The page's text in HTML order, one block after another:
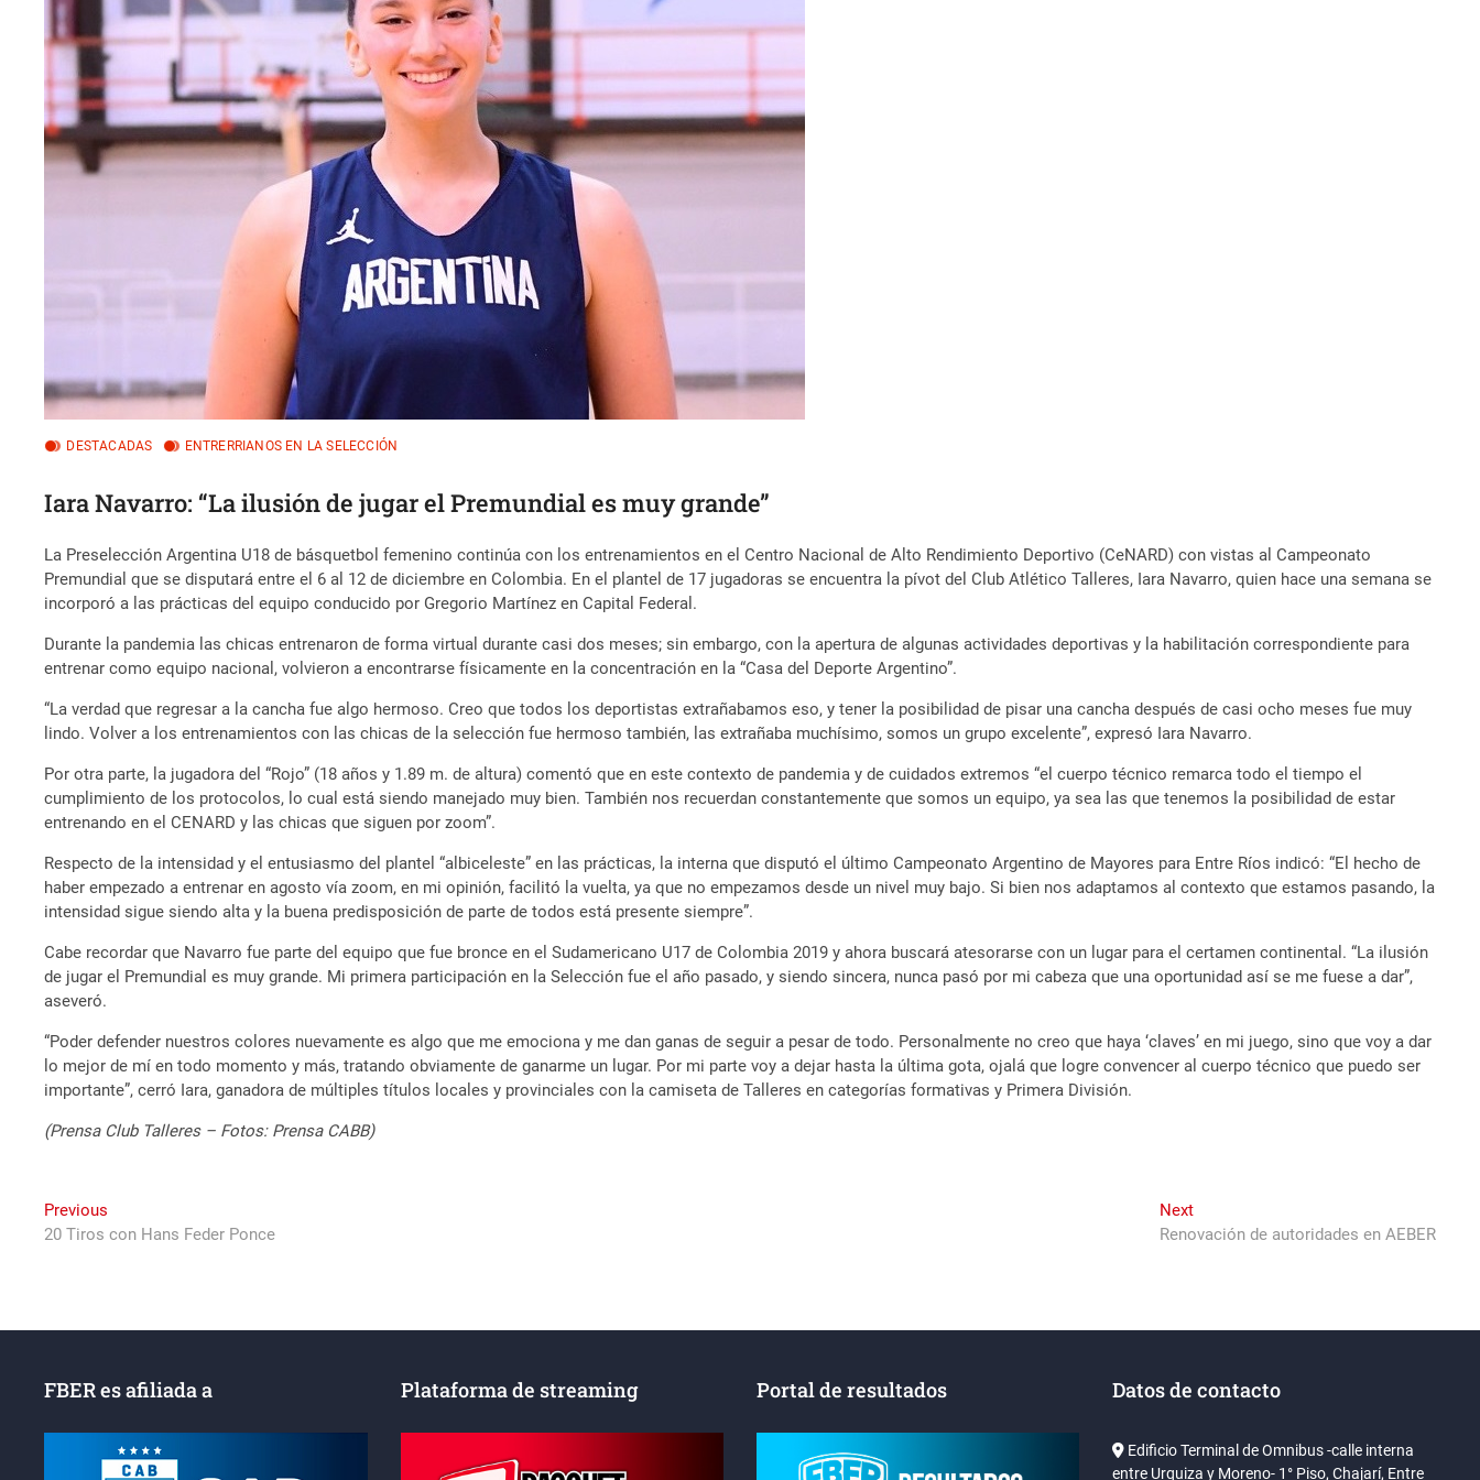
DESTACADAS ENTRERRIANOS EN LA SELECCIÓN
Iara Navarro: “La ilusión de jugar el Premundial es muy grande”
La Preselección Argentina U18 de básquetbol femenino continúa con los entrenamientos en el Centro Nacional de Alto Rendimiento Deportivo (CeNARD) con vistas al Campeonato
Premundial que se disputará entre el 6 al 12 de diciembre en Colombia. En el plantel de 17 jugadoras se encuentra la pívot del Club Atlético Talleres, Iara Navarro, quien hace una semana se
incorporó a las prácticas del equipo conducido por Gregorio Martínez en Capital Federal.
Durante la pandemia las chicas entrenaron de forma virtual durante casi dos meses; sin embargo, con la apertura de algunas actividades deportivas y la habilitación correspondiente para
entrenar como equipo nacional, volvieron a encontrarse físicamente en la concentración en la “Casa del Deporte Argentino”.
“La verdad que regresar a la cancha fue algo hermoso. Creo que todos los deportistas extrañabamos eso, y tener la posibilidad de pisar una cancha después de casi ocho meses fue muy
lindo. Volver a los entrenamientos con las chicas de la selección fue hermoso también, las extrañaba muchísimo, somos un grupo excelente”, expresó Iara Navarro.
Por otra parte, la jugadora del “Rojo” (18 años y 1.89 m. de altura) comentó que en este contexto de pandemia y de cuidados extremos “el cuerpo técnico remarca todo el tiempo el
cumplimiento de los protocolos, lo cual está siendo manejado muy bien. También nos recuerdan constantemente que somos un equipo, ya sea las que tenemos la posibilidad de estar
entrenando en el CENARD y las chicas que siguen por zoom”.
Respecto de la intensidad y el entusiasmo del plantel “albiceleste” en las prácticas, la interna que disputó el último Campeonato Argentino de Mayores para Entre Ríos indicó: “El hecho de
haber empezado a entrenar en agosto vía zoom, en mi opinión, facilitó la vuelta, ya que no empezamos desde un nivel muy bajo. Si bien nos adaptamos al contexto que estamos pasando, la
intensidad sigue siendo alta y la buena predisposición de parte de todos está presente siempre”.
Cabe recordar que Navarro fue parte del equipo que fue bronce en el Sudamericano U17 de Colombia 2019 y ahora buscará atesorarse con un lugar para el certamen continental. “La ilusión
de jugar el Premundial es muy grande. Mi primera participación en la Selección fue el año pasado, y siendo sincera, nunca pasó por mi cabeza que una oportunidad así se me fuese a dar”,
aseveró.
“Poder defender nuestros colores nuevamente es algo que me emociona y me dan ganas de seguir a pesar de todo. Personalmente no creo que haya ‘claves’ en mi juego, sino que voy a dar
lo mejor de mí en todo momento y más, tratando obviamente de ganarme un lugar. Por mi parte voy a dejar hasta la última gota, ojalá que logre convencer al cuerpo técnico que puedo ser
importante”, cerró Iara, ganadora de múltiples títulos locales y provinciales con la camiseta de Talleres en categorías formativas y Primera División.
(Prensa Club Talleres – Fotos: Prensa CABB)
Navegación
de
Previous
post:
20 Tiros con Hans Feder Ponce
NextNext
post:
Renovación de autoridades en AEBER
FBER es afiliada a Plataforma de streaming Portal de resultados Datos de contacto
Edificio Terminal de Omnibus -calle interna
entre Urquiza y Moreno- 1° Piso, Chajarí, Entre